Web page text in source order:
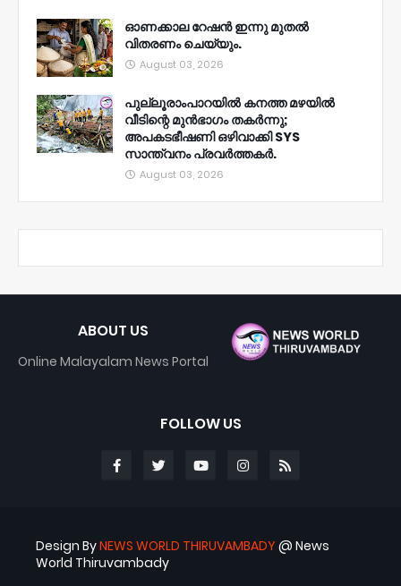
ഓണക്കാല റേഷൻ ഇന്നു മുതല്‍
വിതരണം ചെയ്യും.
August 03, 2026
പുല്ലൂരാംപാറയിൽ കനത്ത മഴയിൽ
വീടിന്റെ മുൻഭാഗം തകർന്നു;
അപകടഭീഷണി ഒഴിവാക്കി SYS
സാന്ത്വനം പ്രവർത്തകർ.
August 03, 2026
ABOUT US
Online Malayalam News Portal
FOLLOW US
Design ByNEWS WORLD THIRUVAMBADY @ News
World Thiruvambady